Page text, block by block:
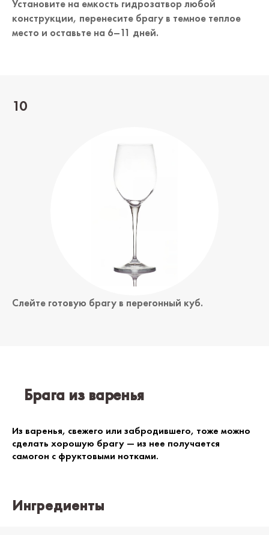
Установите на емкость гидрозатвор любой
конструкции, перенесите брагу в темное теплое
место и оставьте на 6–11 дней.
10
Слейте готовую брагу в перегонный куб.
Брага из варенья
Из варенья, свежего или забродившего, тоже можно
сделать хорошую брагу — из нее получается
самогон с фруктовыми нотками.
Ингредиенты